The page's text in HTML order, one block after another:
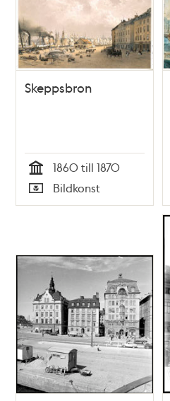
Skeppsbron
Tid
1860 till 1870
Typ
Bildkonst